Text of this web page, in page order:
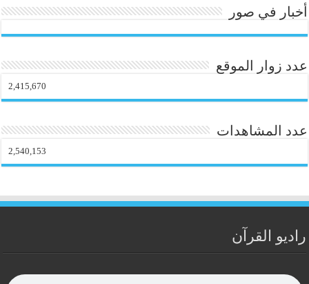
أخبار في صور
عدد زوار الموقع
2,415,670
عدد المشاهدات
2,540,153
راديو القرآن